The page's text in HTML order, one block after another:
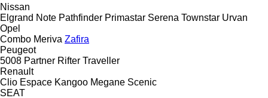
Nissan
Elgrand Note Pathfinder Primastar Serena Townstar Urvan
Opel
Combo Meriva Zafira
Peugeot
5008 Partner Rifter Traveller
Renault
Clio Espace Kangoo Megane Scenic
SEAT